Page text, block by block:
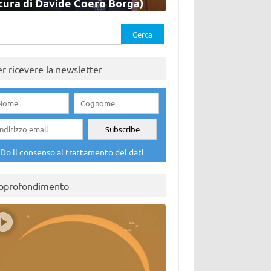
ricevere la newsletter
Do il consenso al trattamento dei dati